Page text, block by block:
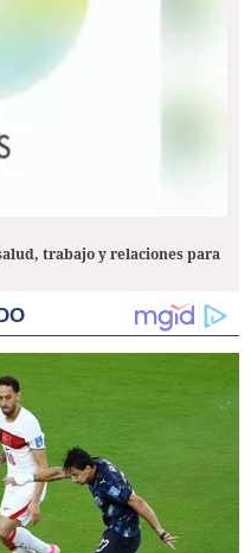
trabajo y relaciones para